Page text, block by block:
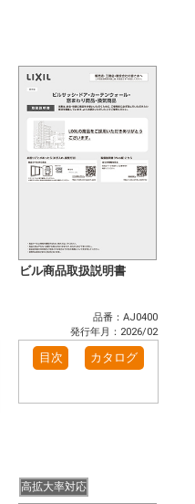
ビル商品取扱説明書
品番：AJ0400
発行年月：2026/02
目次 カタログ
高拡大率対応